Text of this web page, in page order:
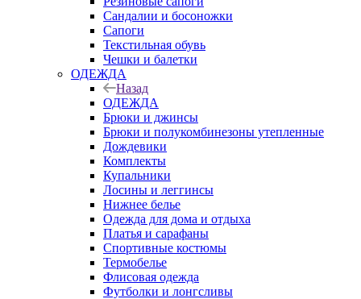
Сандалии и босоножки
Сапоги
Текстильная обувь
Чешки и балетки
ОДЕЖДА
Назад
ОДЕЖДА
Брюки и джинсы
Брюки и полукомбинезоны утепленные
Дождевики
Комплекты
Купальники
Лосины и леггинсы
Нижнее белье
Одежда для дома и отдыха
Платья и сарафаны
Спортивные костюмы
Термобелье
Флисовая одежда
Футболки и лонгсливы